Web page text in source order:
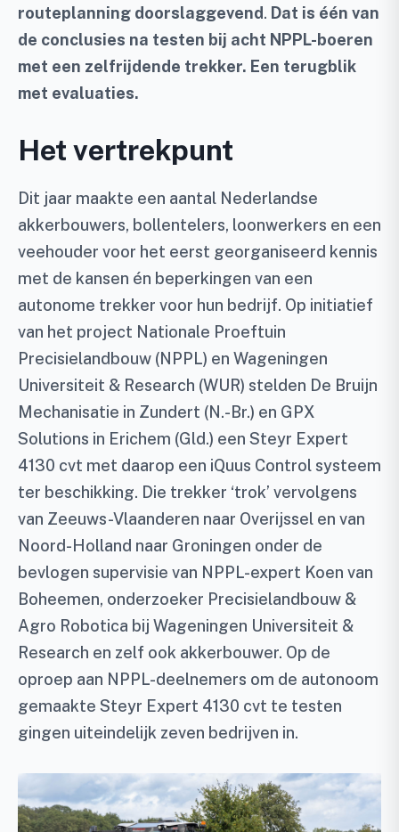
routeplanning doorslaggevend. Dat is één van
de conclusies na testen bij acht NPPL-boeren
met een zelfrijdende trekker. Een terugblik
met evaluaties.
Het vertrekpunt
Dit jaar maakte een aantal Nederlandse
akkerbouwers, bollentelers, loonwerkers en een
veehouder voor het eerst georganiseerd kennis
met de kansen én beperkingen van een
autonome trekker voor hun bedrijf. Op initiatief
van het project Nationale Proeftuin
Precisielandbouw (NPPL) en Wageningen
Universiteit & Research (WUR) stelden De Bruijn
Mechanisatie in Zundert (N.-Br.) en GPX
Solutions in Erichem (Gld.) een Steyr Expert
4130 cvt met daarop een iQuus Control systeem
ter beschikking. Die trekker ‘trok’ vervolgens
van Zeeuws-Vlaanderen naar Overijssel en van
Noord-Holland naar Groningen onder de
bevlogen supervisie van NPPL-expert Koen van
Boheemen, onderzoeker Precisielandbouw &
Agro Robotica bij Wageningen Universiteit &
Research en zelf ook akkerbouwer. Op de
oproep aan NPPL-deelnemers om de autonoom
gemaakte Steyr Expert 4130 cvt te testen
gingen uiteindelijk zeven bedrijven in.